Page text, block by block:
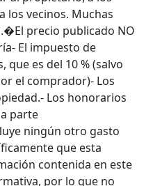
los vecinos. Muchas
precio publicado NO
El impuesto de
es del 10 % (salvo
el comprador)- Los
Los honorarios
parte
ningún otro gasto
que esta
contenida en este
por lo que no